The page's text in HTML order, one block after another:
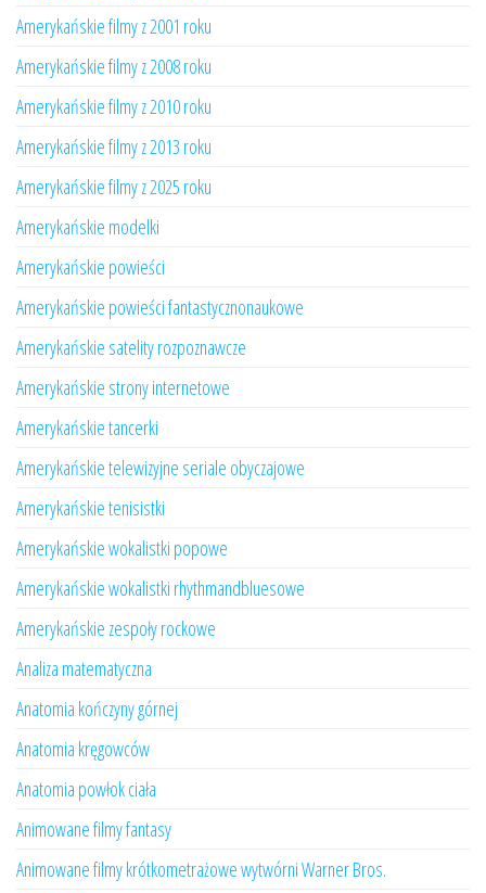
Amerykańskie filmy z 2001 roku
Amerykańskie filmy z 2008 roku
Amerykańskie filmy z 2010 roku
Amerykańskie filmy z 2013 roku
Amerykańskie filmy z 2025 roku
Amerykańskie modelki
Amerykańskie powieści
Amerykańskie powieści fantastycznonaukowe
Amerykańskie satelity rozpoznawcze
Amerykańskie strony internetowe
Amerykańskie tancerki
Amerykańskie telewizyjne seriale obyczajowe
Amerykańskie tenisistki
Amerykańskie wokalistki popowe
Amerykańskie wokalistki rhythmandbluesowe
Amerykańskie zespoły rockowe
Analiza matematyczna
Anatomia kończyny górnej
Anatomia kręgowców
Anatomia powłok ciała
Animowane filmy fantasy
Animowane filmy krótkometrażowe wytwórni Warner Bros.